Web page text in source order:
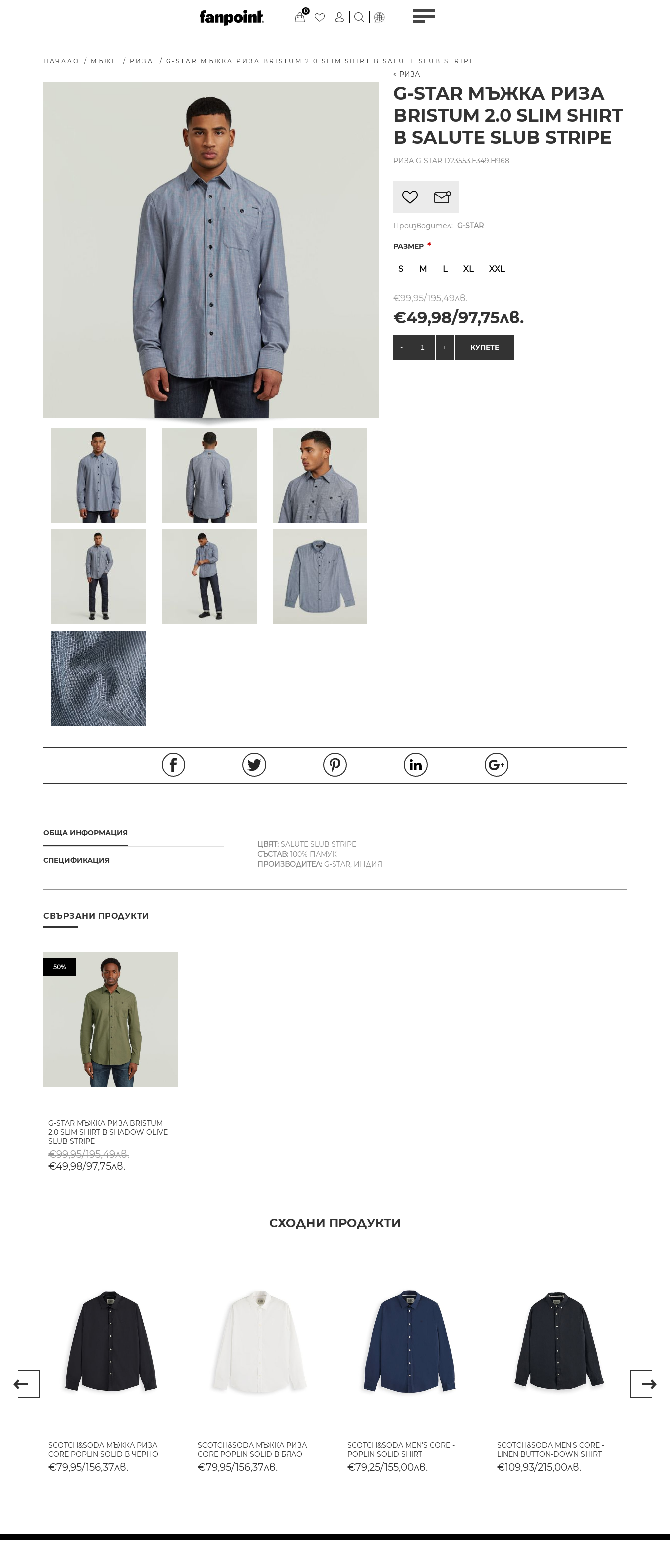
0
НАЧАЛО / МЪЖЕ / РИЗА / G-STAR МЪЖКА РИЗА BRISTUM 2.0 SLIM SHIRT В SALUTE SLUB STRIPE
РИЗА
G-STAR МЪЖКА РИЗА
BRISTUM 2.0 SLIM SHIRT
В SALUTE SLUB STRIPE
РИЗА G-STAR D23553.E349.H968
Производител: G-STAR
РАЗМЕР *
S M L XL XXL
€99,95/195,49лв.
€49,98/97,75лв.
- + КУПЕТЕ
ОБЩА ИНФОРМАЦИЯ
СПЕЦИФИКАЦИЯ
ЦВЯТ:SALUTE SLUB STRIPE
СЪСТАВ:100% ПАМУК
ПРОИЗВОДИТЕЛ:G-STAR, ИНДИЯ
СВЪРЗАНИ ПРОДУКТИ
50%
G-STAR МЪЖКА РИЗА BRISTUM
2.0 SLIM SHIRT В SHADOW OLIVE
SLUB STRIPE
€99,95/195,49лв.
€49,98/97,75лв.
СХОДНИ ПРОДУКТИ
SCOTCH&SODA МЪЖКА РИЗА
CORE POPLIN SOLID В ЧЕРНО
€79,95/156,37лв.
SCOTCH&SODA МЪЖКА РИЗА
CORE POPLIN SOLID В БЯЛО
€79,95/156,37лв.
SCOTCH&SODA MEN'S CORE -
POPLIN SOLID SHIRT
€79,25/155,00лв.
SCOTCH&SODA MEN'S CORE -
LINEN BUTTON-DOWN SHIRT
€109,93/215,00лв.